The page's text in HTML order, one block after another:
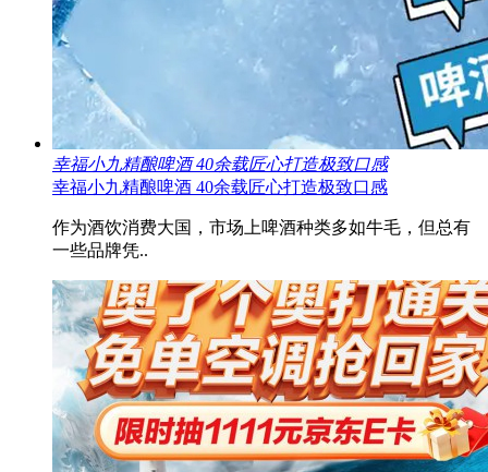
幸福小九精酿啤酒 40余载匠心打造极致口感
幸福小九精酿啤酒 40余载匠心打造极致口感
作为酒饮消费大国，市场上啤酒种类多如牛毛，但总有
一些品牌凭..